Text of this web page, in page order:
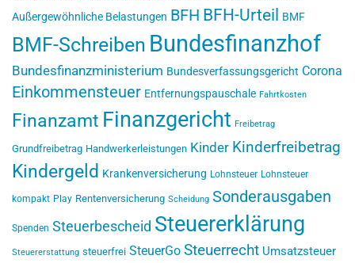
Außergewöhnliche Belastungen BFH BFH-Urteil BMF
BMF-Schreiben Bundesfinanzhof
Bundesfinanzministerium Bundesverfassungsgericht Corona
Einkommensteuer Entfernungspauschale Fahrtkosten
Finanzamt Finanzgericht Freibetrag
Grundfreibetrag Handwerkerleistungen Kinder Kinderfreibetrag
Kindergeld Krankenversicherung Lohnsteuer Lohnsteuer
kompakt Play Rentenversicherung Scheidung Sonderausgaben
Spenden Steuerbescheid Steuererklärung
Steuererstattung steuerfrei SteuerGo Steuerrecht Umsatzsteuer